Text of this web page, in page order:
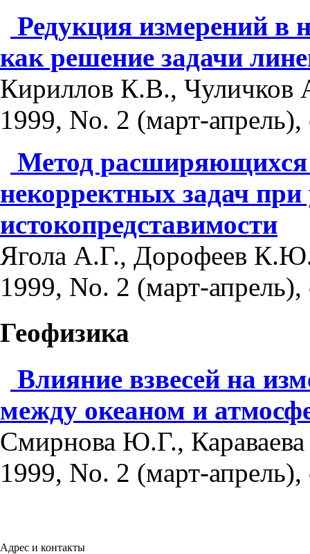
Редукция измерений в
как решение задачи
Кириллов К.В., Чуличков
1999, No. 2 (март-апрель),
Метод
некорректных задач при
истокопредставимости
Ягола А.Г., Дорофеев
1999, No. 2 (март-апрель),
Геофизика
Влияние взвесей на
между океаном и
Смирнова Ю.Г.,
1999, No. 2 (март-апрель),
Адрес и контакты